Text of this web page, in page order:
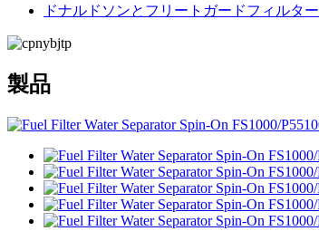
ドナルドソンとフリートガードフィルター
製品